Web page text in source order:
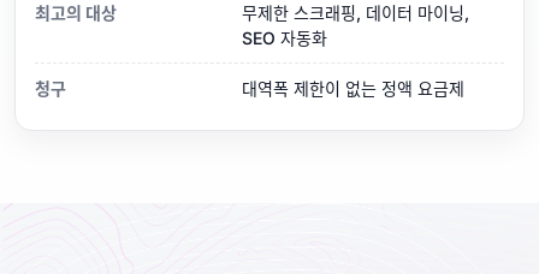
최고의 대상
무제한 스크래핑, 데이터 마이닝,
SEO 자동화
청구 대역폭 제한이 없는 정액 요금제